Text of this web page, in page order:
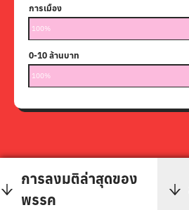
การเมือง
100%
0-10 ล้านบาท
100%
การลงมติล่าสุดของ
พรรค